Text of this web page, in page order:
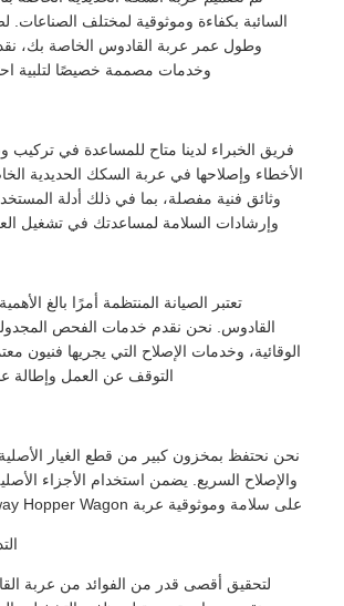
السائبة بكفاءة وموثوقية لمختلف الصناعات.
وطول عمر عربة القادوس الخاصة بك،
وخدمات مصممة خصيصًا لتلبية
فريق الخبراء لدينا متاح للمساعدة في
الأخطاء وإصلاحها في عربة السكك الحديدية
وثائق فنية مفصلة، ​​بما في ذلك أدلة
وإرشادات السلامة لمساعدتك في تشغيل
تعتبر الصيانة المنتظمة أمرًا بالغ
القادوس. نحن نقدم خدمات الفحص
الوقائية، وخدمات الإصلاح التي يجريها فنيون
التوقف عن العمل وإطالة
نحن نحتفظ بمخزون كبير من قطع الغيار
والإصلاح السريع. يضمن استخدام الأجزاء
على سلامة وموثوقية عربة Railway Hopper Wagon الخاصة بك.
لتحقيق أقصى قدر من الفوائد من عربة